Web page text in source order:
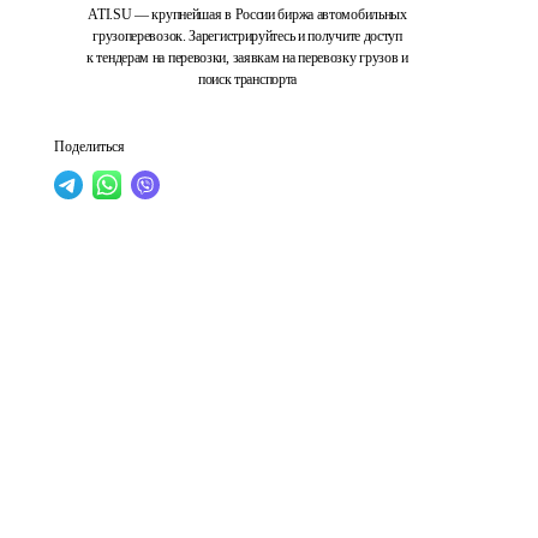
ATI.SU — крупнейшая в России биржа автомобильных
грузоперевозок. Зарегистрируйтесь и получите доступ
к тендерам на перевозки, заявкам на перевозку грузов и
поиск транспорта
Поделиться